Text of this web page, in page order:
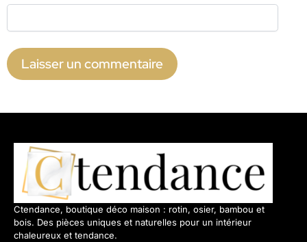
Ctendance, boutique déco maison : rotin, osier, bambou et
bois. Des pièces uniques et naturelles pour un intérieur
chaleureux et tendance.